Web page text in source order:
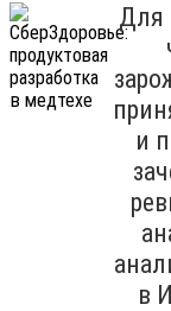
Для
и
в